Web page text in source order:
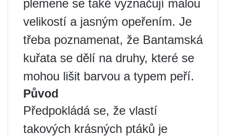
plemene se také vyznačují malou
velikostí a jasným opeřením. Je
třeba poznamenat, že Bantamská
kuřata se dělí na druhy, které se
mohou lišit barvou a typem peří.
Původ
Předpokládá se, že vlastí
takových krásných ptáků je